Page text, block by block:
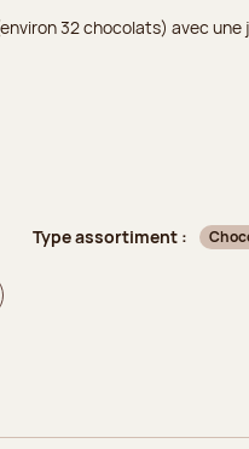
32 chocolats) avec
Type assortiment :